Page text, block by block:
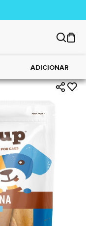
ADICIONAR